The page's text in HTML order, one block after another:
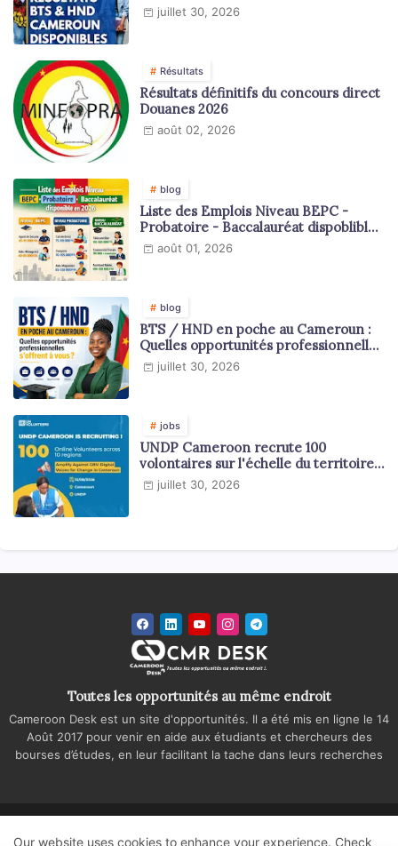
juillet 30, 2026
Résultats
Résultats définitifs du concours direct
Douanes 2026
août 02, 2026
blog
Liste des Emplois Niveau BEPC -
Probatoire - Baccalauréat dispoblible
en 2026
août 01, 2026
blog
BTS / HND en poche au Cameroun :
Quelles opportunités professionnelles
s'offrent à vous ?
juillet 30, 2026
jobs
UNDP Cameroon recrute 100
volontaires sur l'échelle du territoire
national
juillet 30, 2026
Toutes les opportunités au même endroit
Cameroon Desk est un site d'opportunités. Il a été mis en ligne le 14
Août 2017 pour venir en aide aux étudiants et chercheurs des
bourses d’études, en leur facilitant la tache dans leurs recherches
Our website uses cookies to enhance your experience. Check